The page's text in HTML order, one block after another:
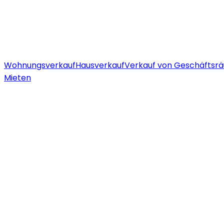
WohnungsverkaufHausverkaufVerkauf von
Mieten